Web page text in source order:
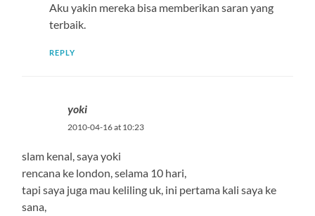
Aku yakin mereka bisa memberikan saran yang
terbaik.
REPLY
yoki
2010-04-16 at 10:23
slam kenal, saya yoki
rencana ke london, selama 10 hari,
tapi saya juga mau keliling uk, ini pertama kali saya ke
sana,